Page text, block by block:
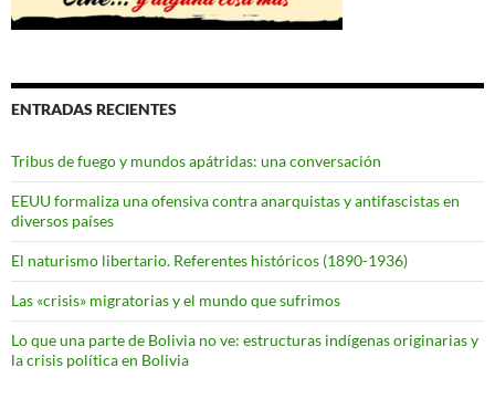
ENTRADAS RECIENTES
Tribus de fuego y mundos apátridas: una conversación
EEUU formaliza una ofensiva contra anarquistas y antifascistas en
diversos países
El naturismo libertario. Referentes históricos (1890-1936)
Las «crisis» migratorias y el mundo que sufrimos
Lo que una parte de Bolivia no ve: estructuras indígenas originarias y
la crisis política en Bolivia